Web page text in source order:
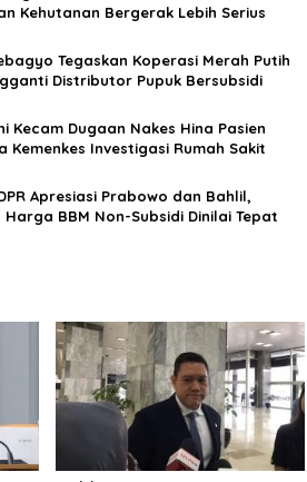
Kehutanan Bergerak Lebih Serius
Tegaskan Koperasi Merah Putih
Distributor Pupuk Bersubsidi
Kecam Dugaan Nakes Hina Pasien
Kemenkes Investigasi Rumah Sakit
Apresiasi Prabowo dan Bahlil,
Harga BBM Non-Subsidi Dinilai Tepat